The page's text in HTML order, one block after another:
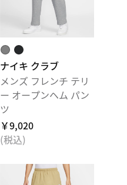
ナイキ クラブ
メンズ フレンチ テリ
ー オープンヘム パン
ツ
￥9,020
(税込)